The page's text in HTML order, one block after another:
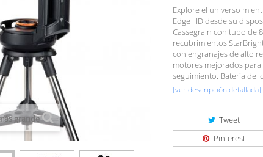
grande
Explore el universo
Edge HD desde su
Cassegrain con tubo de
recubrimientos
con engranajes de alto
motores mejorados
seguimiento. Batería de
[ver descripción detallada]
Tweet
Pinterest